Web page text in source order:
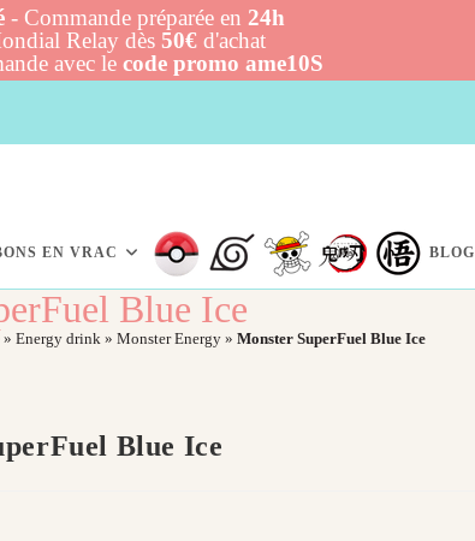
- Commande préparée en 24h
Relay dès 50€d'achat
avec le code promo ame10S
EN VRAC BLOG
Blue Ice
» Energy drink» Monster Energy» Monster SuperFuel Blue Ice
Blue Ice